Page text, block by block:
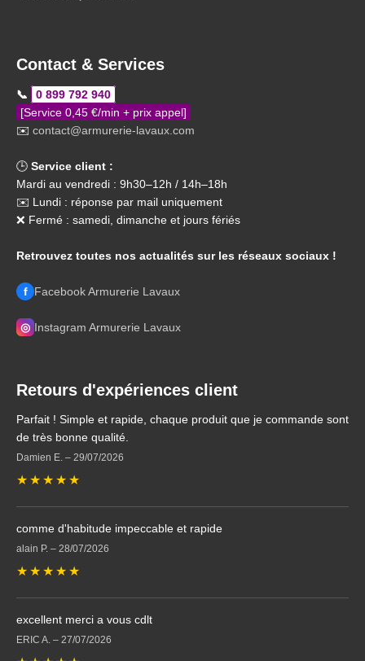
Contact & Services
📞
0 899 792 940
[Service 0,45 €/min + prix appel]
✉️ contact@armurerie-lavaux.com
🕒 Service client :
Mardi au vendredi : 9h30–12h / 14h–18h
✉️ Lundi : réponse par mail uniquement
❌ Fermé : samedi, dimanche et jours fériés
Retrouvez toutes nos actualités sur les réseaux sociaux !
f Facebook Armurerie Lavaux
◎ Instagram Armurerie Lavaux
Retours d'expériences client
Parfait ! Simple et rapide, chaque produit que je commande sont
de très bonne qualité.
Damien E. – 29/07/2026
★ ★ ★ ★ ★
comme d'habitude impeccable et rapide
alain P. – 28/07/2026
★ ★ ★ ★ ★
excellent merci a vous cdlt
ERIC A. – 27/07/2026